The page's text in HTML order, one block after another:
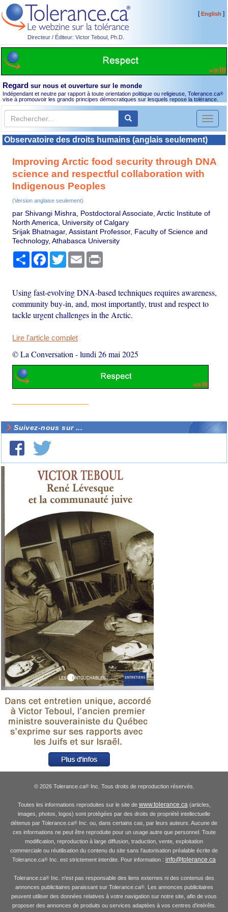
Directeur / Éditeur: Victor Teboul, Ph.D.
[English ]
Regard sur nous et ouverture sur le monde
Indépendant et neutre par rapport à toute orientation politique ou religieuse, Tolerance.ca®
vise à promouvoir les grands principes démocratiques sur lesquels repose la tolérance.
Toggle
Observatoire des droits humains (anglais seulement)
Improving Arctic food security through DNA
science and respectful collaboration with
Indigenous Peoples
(Version anglaise seulement)
par Shivangi Mishra, Postdoctoral Associate, Arctic Institute of
North America, University of Calgary
Srijak Bhatnagar, Assistant Professor, Faculty of Science and
Technology, Athabasca University
PartagerFacebook
TwitterEmail
Using fast-evolving DNA-based techniques requires awareness,
community buy-in, and, most importantly, trust and respect to
tackle urgent challenges in the Arctic.
Lire l'article complet
© La Conversation -lundi 26 mai 2025
Suivez-nous sur ...
© 2026 Tolerance.ca®Inc. Tous droits de reproduction réservés.
Toutes les informations reproduites sur le site de www.tolerance.ca(articles,
images, photos, logos) sont protégées par des droits de propriété intellectuelle
détenus par Tolerance.ca® Inc. ou, dans certains cas, par leurs auteurs. Aucune de
ces informations ne peut être reproduite pour un usage autre que personnel. Toute
modification, reproduction à large diffusion, traduction, vente, exploitation
commerciale ou réutilisation du contenu du site sans l'autorisation préalable écrite de
Tolerance.ca® Inc. est strictement interdite. Pour information : info@tolerance.ca
Tolerance.ca® Inc. n'est pas responsable des liens externes ni des contenus des
annonces publicitaires paraissant sur Tolerance.ca®. Les annonces publicitaires
peuvent utiliser des données relatives à votre navigation sur notre site, afin de vous
proposer des annonces de produits ou services adaptées à vos centres d'intérêts.